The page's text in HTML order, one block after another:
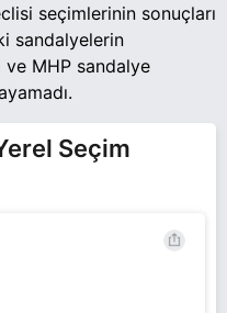
seçimlerinin sonuçları
sandalyelerin
ve MHP sandalye
Seçim